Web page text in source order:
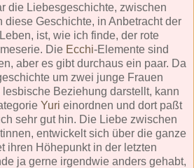
die Liebesgeschichte, zwischen
diese Geschichte, in Anbetracht der
ist, wie ich finde, der rote
Die Ecchi-Elemente sind
aber es gibt durchaus ein paar. Da
um zwei junge Frauen
Beziehung darstellt, kann
Yuri einordnen und dort paßt
sehr gut hin. Die Liebe zwischen
entwickelt sich über die ganze
ihren Höhepunkt in der letzten
ja gerne irgendwie anders gehabt,